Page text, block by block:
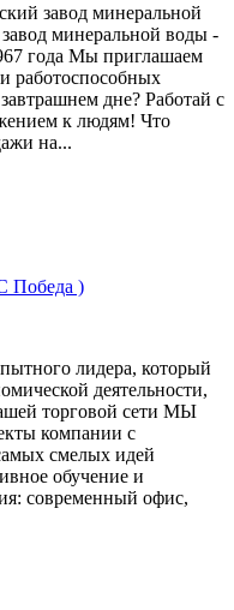
завод минеральной
минеральной воды -
года Мы приглашаем
работоспособных
дне? Работай с
к людям! Что
на...
Победа )
лидера, который
деятельности,
торговой сети МЫ
компании с
смелых идей
обучение и
современный офис,